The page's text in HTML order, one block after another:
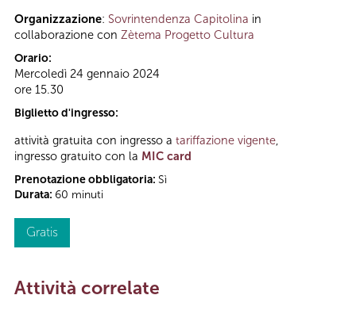
Organizzazione: Sovrintendenza Capitolina in
collaborazione con Zètema Progetto Cultura
Orario:
Mercoledì 24 gennaio 2024
ore 15.30
Biglietto d'ingresso:
attività gratuita con ingresso a tariffazione vigente
ingresso gratuito con la MIC card
Prenotazione obbligatoria: Sì
Durata: 60 minuti
Gratis
Attività correlate